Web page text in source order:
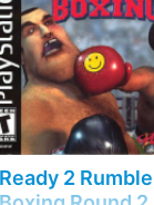
Ready 2 Rumble